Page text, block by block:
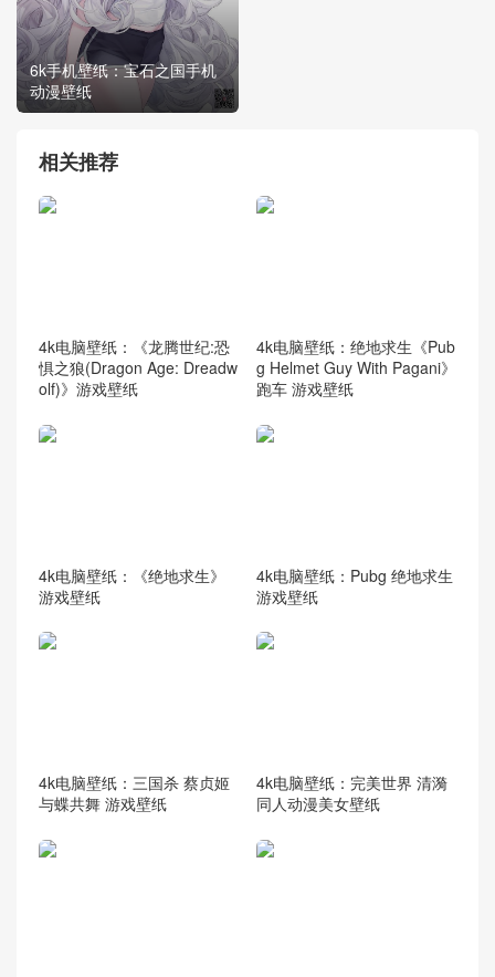
6k手机壁纸：宝石之国手机
动漫壁纸
相关推荐
4k电脑壁纸：《龙腾世纪:恐
惧之狼(Dragon Age: Dreadw
olf)》游戏壁纸
4k电脑壁纸：绝地求生《Pub
g Helmet Guy With Pagani》
跑车 游戏壁纸
4k电脑壁纸：《绝地求生》
游戏壁纸
4k电脑壁纸：Pubg 绝地求生
游戏壁纸
4k电脑壁纸：三国杀 蔡贞姬
与蝶共舞 游戏壁纸
4k电脑壁纸：完美世界 清漪
同人动漫美女壁纸